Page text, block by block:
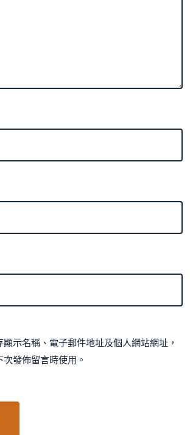
顯示名稱、電子郵件地址及個人網站網址，
次發佈留言時使用。